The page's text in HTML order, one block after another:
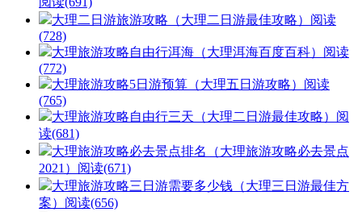
大理二日游旅游攻略（大理二日游最佳攻略） 阅读
(728)
大理旅游攻略自由行洱海（大理洱海百度百科） 阅读
(772)
大理旅游攻略5日游预算（大理五日游攻略） 阅读
(765)
大理旅游攻略自由行三天（大理二日游最佳攻略） 阅
读(681)
大理旅游攻略必去景点排名（大理旅游攻略必去景点
2021） 阅读(671)
大理旅游攻略三日游需要多少钱（大理三日游最佳方
案） 阅读(656)